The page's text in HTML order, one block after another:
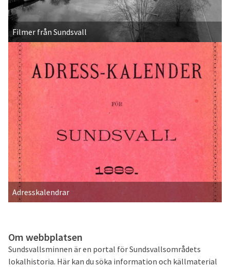
Filmer från Sundsvall
Adresskalendrar
Om webbplatsen
Sundsvallsminnen är en portal för Sundsvallsområdets
lokalhistoria. Här kan du söka information och källmaterial